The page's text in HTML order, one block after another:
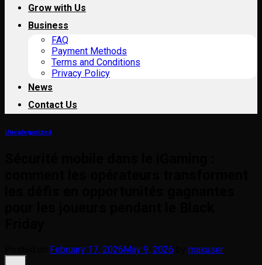
Grow with Us
Business
FAQ
Payment Methods
Terms and Conditions
Privacy Policy
News
Contact Us
Uncategorized
February 17, 2026May 9, 2026 maxuser